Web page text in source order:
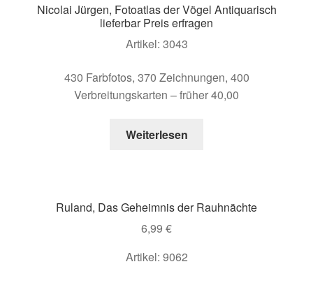
Nicolai Jürgen, Fotoatlas der Vögel Antiquarisch
lieferbar Preis erfragen
Artikel: 3043
430 Farbfotos, 370 Zeichnungen, 400
Verbreitungskarten – früher 40,00
Weiterlesen
Ruland, Das Geheimnis der Rauhnächte
6,99 €
Artikel: 9062